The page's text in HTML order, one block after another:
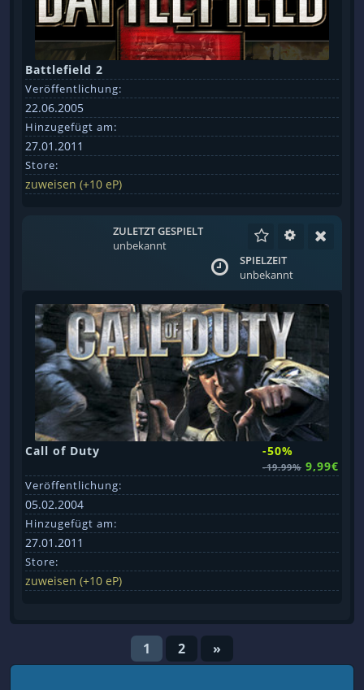
Battlefield 2
Veröffentlichung:
22.06.2005
Hinzugefügt am:
27.01.2011
Store:
zuweisen (+10 eP)
ZULETZT GESPIELT
unbekannt
SPIELZEIT
unbekannt
Call of Duty -50%
-19.99% 9,99€
Veröffentlichung:
05.02.2004
Hinzugefügt am:
27.01.2011
Store:
zuweisen (+10 eP)
1 2 »